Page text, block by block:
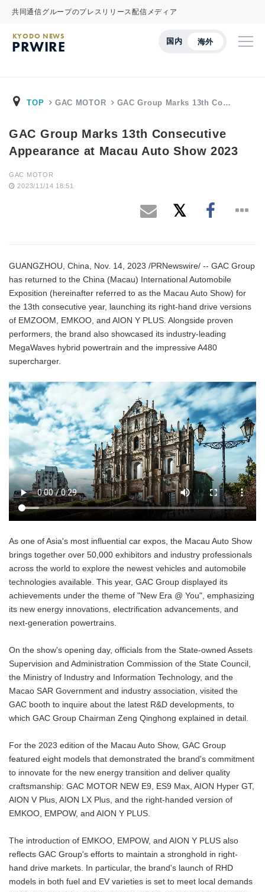
共同通信グループのプレスリリース配信メディア
国内 海外
KYODO NEWS
PRWIRE
TOP GAC MOTOR GAC Group Marks 13th Co…
GAC Group Marks 13th Consecutive
Appearance at Macau Auto Show 2023
GAC MOTOR
2023/11/14 18:51
GUANGZHOU, China, Nov. 14, 2023 /PRNewswire/ -- GAC Group
has returned to the China (Macau) International Automobile
Exposition (hereinafter referred to as the Macau Auto Show) for
the 13th consecutive year, launching its right-hand drive versions
of EMZOOM, EMKOO, and AION Y PLUS. Alongside proven
performers, the brand also showcased its industry-leading
MegaWaves hybrid powertrain and the impressive A480
supercharger.
As one of Asia's most influential car expos, the Macau Auto Show
brings together over 50,000 exhibitors and industry professionals
across the world to explore the newest vehicles and automobile
technologies available. This year, GAC Group displayed its
achievements under the theme of "New Era @ You", emphasizing
its new energy innovations, electrification advancements, and
next-generation powertrains.
On the show's opening day, officials from the State-owned Assets
Supervision and Administration Commission of the State Council,
the Ministry of Industry and Information Technology, and the
Macao SAR Government and industry association, visited the
GAC booth to inquire about the latest R&D developments, to
which GAC Group Chairman Zeng Qinghong explained in detail.
For the 2023 edition of the Macau Auto Show, GAC Group
featured eight models that demonstrated the brand's commitment
to innovate for the new energy transition and deliver quality
craftsmanship: GAC MOTOR NEW E9, ES9 Max, AION Hyper GT,
AION V Plus, AION LX Plus, and the right-handed version of
EMKOO, EMPOW, and AION Y PLUS.
The introduction of EMKOO, EMPOW, and AION Y PLUS also
reflects GAC Group's efforts to maintain a stronghold in right-
hand drive markets. In particular, the brand's launch of RHD
models in both fuel and EV varieties is set to meet local demands